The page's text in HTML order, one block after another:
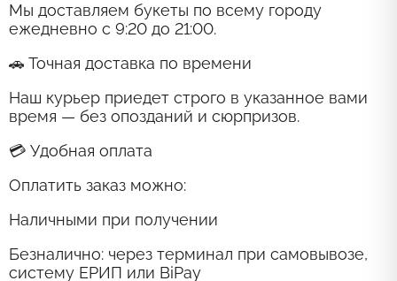
Мы доставляем букеты по всему городу
ежедневно с 9:20 до 21:00.
🚗 Точная доставка по времени
Наш курьер приедет строго в указанное вами
время — без опозданий и сюрпризов.
💳 Удобная оплата
Оплатить заказ можно:
Наличными при получении
Безналично: через терминал при самовывозе,
систему ЕРИП или BiPay